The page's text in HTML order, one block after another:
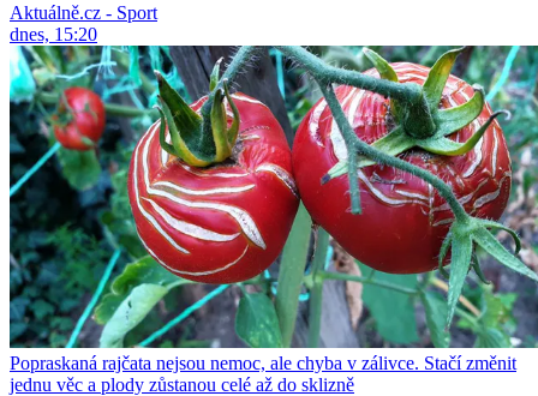
Aktuálně.cz - Sport
dnes, 15:20
Popraskaná rajčata nejsou nemoc, ale chyba v zálivce. Stačí změnit
jednu věc a plody zůstanou celé až do sklizně